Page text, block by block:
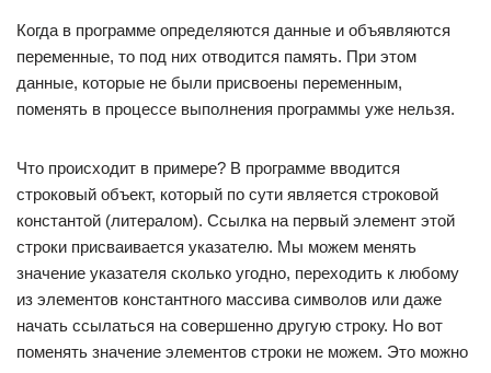
Когда в программе определяются данные и объявляются
переменные, то под них отводится память. При этом
данные, которые не были присвоены переменным,
поменять в процессе выполнения программы уже нельзя.
Что происходит в примере? В программе вводится
строковый объект, который по сути является строковой
константой (литералом). Ссылка на первый элемент этой
строки присваивается указателю. Мы можем менять
значение указателя сколько угодно, переходить к любому
из элементов константного массива символов или даже
начать ссылаться на совершенно другую строку. Но вот
поменять значение элементов строки не можем. Это можно